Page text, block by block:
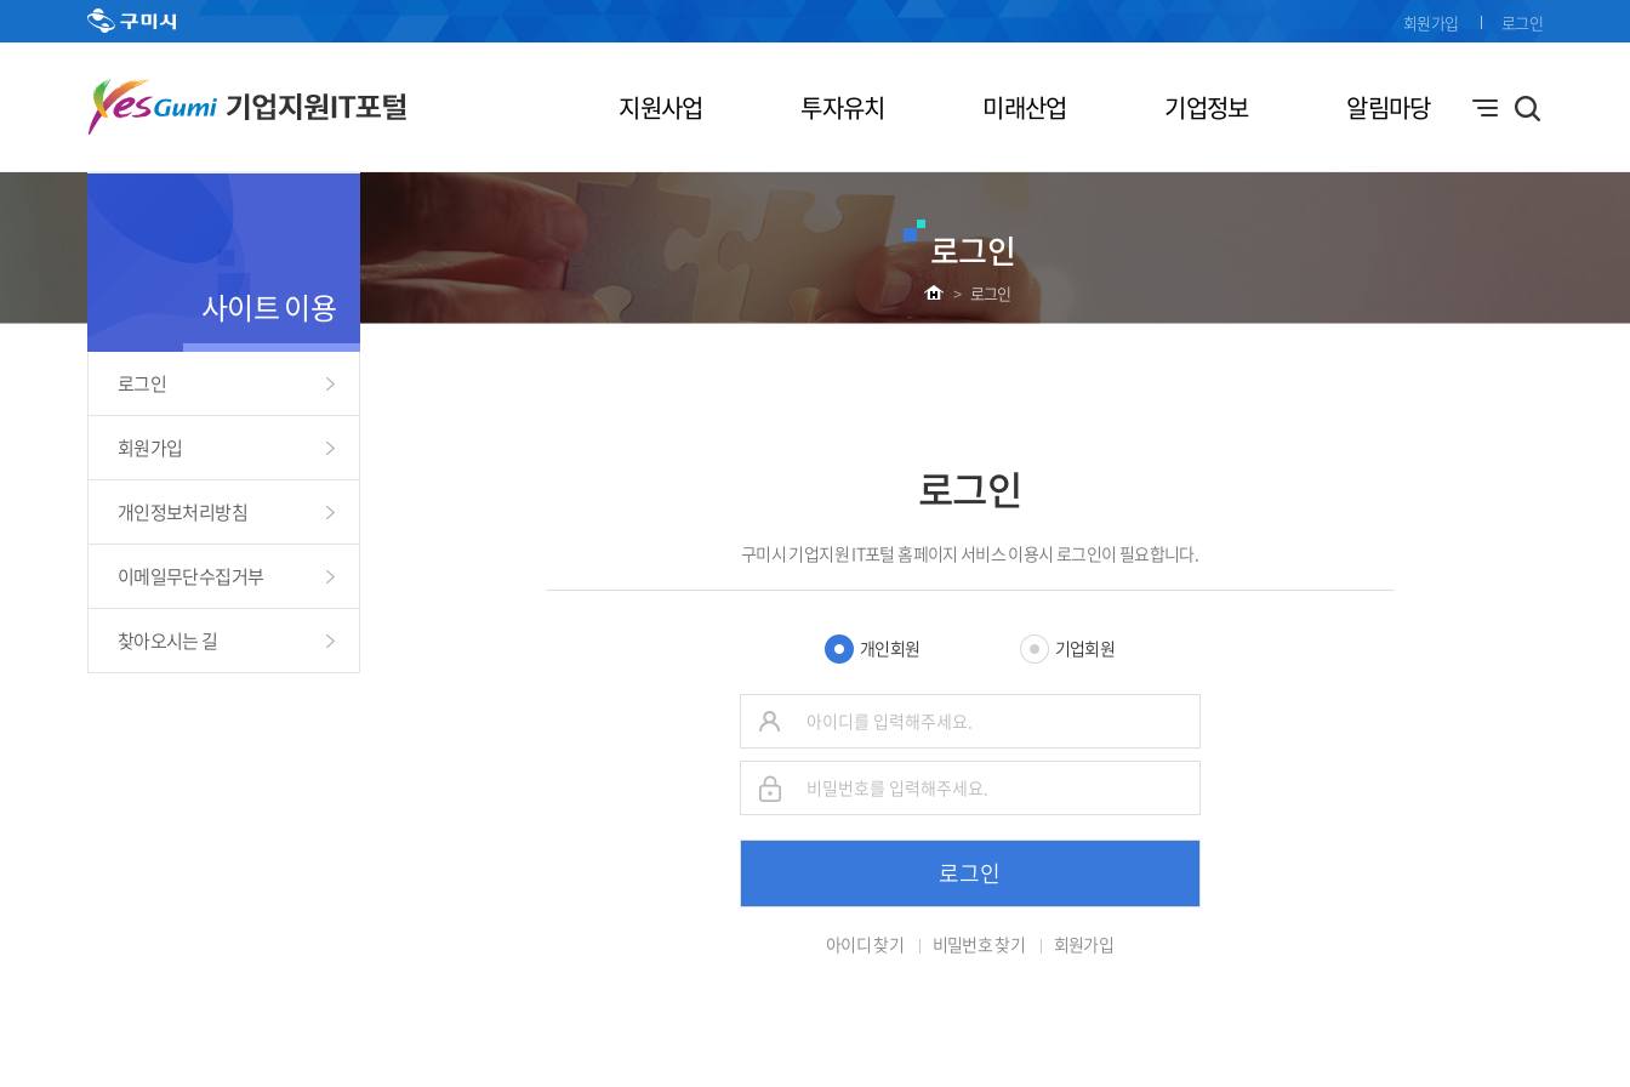
지원사업 투자유치 미래산업 기업정보 알림마당
회원가입 로그인
로그인
> 로그인
사이트 이용
로그인
회원가입
개인정보처리방침
이메일무단수집거부
찾아오시는 길
로그인
구미시 기업지원 IT포털 홈페이지 서비스 이용시 로그인이 필요합니다.
개인회원 기업회원
로그인
아이디 찾기 비밀번호 찾기 회원가입